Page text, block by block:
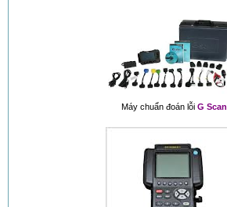
Máy chuẩn đoán lỗi G Scan